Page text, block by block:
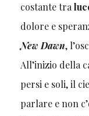
costante tra
dolore e
New Dawn,
All’inizio della
persi e soli, il
parlare e non